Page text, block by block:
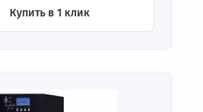
Купить в 1 клик